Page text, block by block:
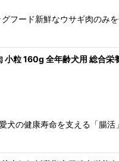
フード新鮮なウサギ肉の
小粒 160g 全年齢犬用 総合
の健康寿命を支える「腸